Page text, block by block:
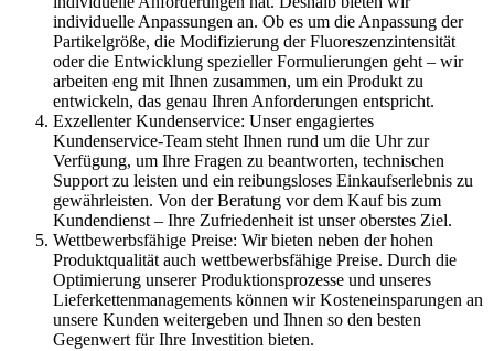
individuelle Anpassungen an. Ob es um die Anpassung der
Partikelgröße, die Modifizierung der Fluoreszenzintensität
oder die Entwicklung spezieller Formulierungen geht – wir
arbeiten eng mit Ihnen zusammen, um ein Produkt zu
entwickeln, das genau Ihren Anforderungen entspricht.​
Exzellenter Kundenservice: Unser engagiertes
Kundenservice-Team steht Ihnen rund um die Uhr zur
Verfügung, um Ihre Fragen zu beantworten, technischen
Support zu leisten und ein reibungsloses Einkaufserlebnis zu
gewährleisten. Von der Beratung vor dem Kauf bis zum
Kundendienst – Ihre Zufriedenheit ist unser oberstes Ziel.
Wettbewerbsfähige Preise: Wir bieten neben der hohen
Produktqualität auch wettbewerbsfähige Preise. Durch die
Optimierung unserer Produktionsprozesse und unseres
Lieferkettenmanagements können wir Kosteneinsparungen an
unsere Kunden weitergeben und Ihnen so den besten
Gegenwert für Ihre Investition bieten.